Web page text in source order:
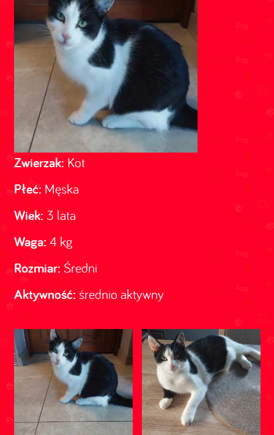
Zwierzak: Kot
Płeć: Męska
Wiek: 3 lata
Waga: 4 kg
Rozmiar: Średni
Aktywność: średnio aktywny